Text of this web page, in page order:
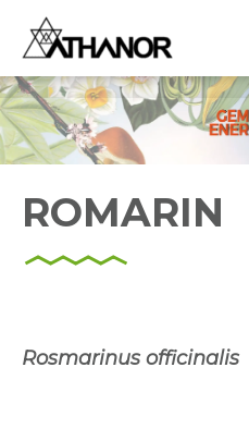
ROMARIN
Rosmarinus officinalis